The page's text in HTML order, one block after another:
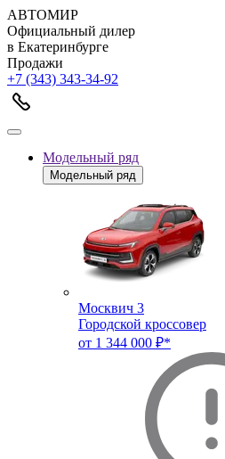
АВТОМИР
Официальный дилер
в Екатеринбурге
Продажи
+7 (343) 343-34-92
Модельный ряд
Модельный ряд
Москвич 3
Городской кроссовер
от 1 344 000 ₽*